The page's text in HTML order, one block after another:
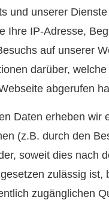
und unserer
Ihre IP-Adresse,
auf unserer
darüber,
abgerufen
Daten erheben wir
(z.B. durch den
soweit dies nach
zulässig ist,
zugänglichen